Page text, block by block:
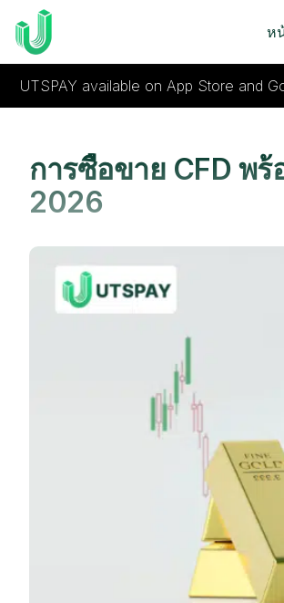
ห
UTSPAY available on App Store and
การซื้อขาย CFD พร้
2026